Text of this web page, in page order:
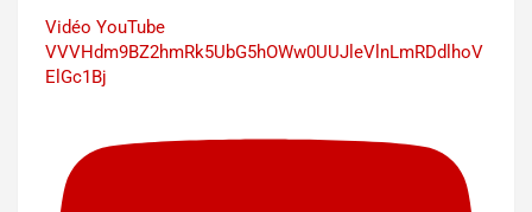
Vidéo YouTube
VVVHdm9BZ2hmRk5UbG5hOWw0UUJleVlnLmRDdlhoV
ElGc1Bj